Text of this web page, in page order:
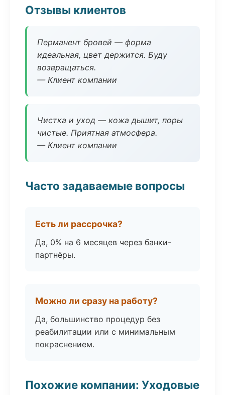
Отзывы клиентов
Перманент бровей — форма
идеальная, цвет держится. Буду
возвращаться.
— Клиент компании
Чистка и уход — кожа дышит, поры
чистые. Приятная атмосфера.
— Клиент компании
Часто задаваемые вопросы
Есть ли рассрочка?
Да, 0% на 6 месяцев через банки-
партнёры.
Можно ли сразу на работу?
Да, большинство процедур без
реабилитации или с минимальным
покраснением.
Похожие компании: Уходовые